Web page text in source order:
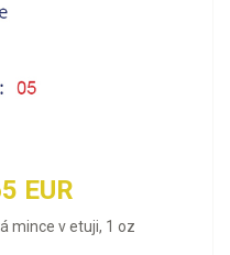
EUR
mince v etuji, 1 oz